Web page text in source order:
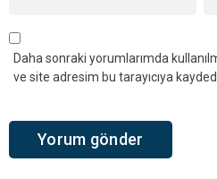
Daha sonraki yorumlarımda
ve site adresim bu tarayıcıya